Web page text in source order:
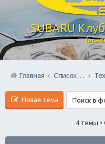
SUBARU
Главная Список форумов
Новая тема
4 темы •